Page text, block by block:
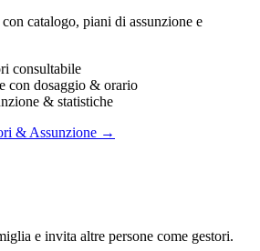
catalogo, piani di assunzione e
consultabile
con dosaggio & orario
& statistiche
& Assunzione →
e invita altre persone come gestori.